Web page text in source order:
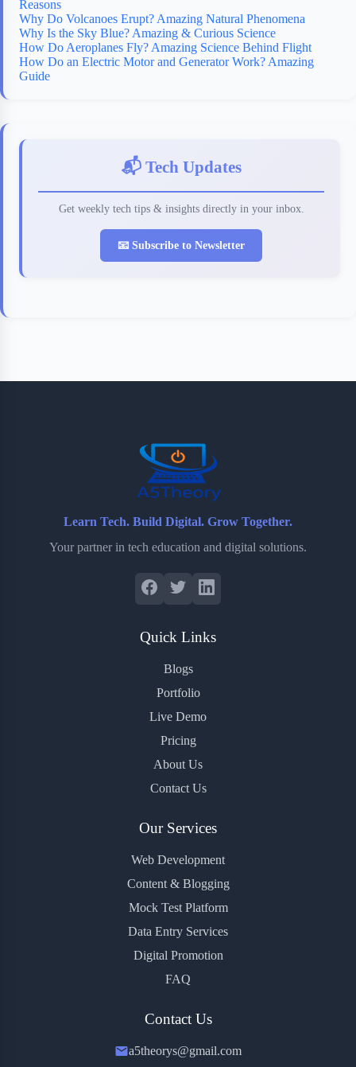
Reasons
Why Do Volcanoes Erupt? Amazing Natural Phenomena
Why Is the Sky Blue? Amazing & Curious Science
How Do Aeroplanes Fly? Amazing Science Behind Flight
How Do an Electric Motor and Generator Work? Amazing
Guide
📬 Tech Updates
Get weekly tech tips & insights directly in your inbox.
📧 Subscribe to Newsletter
Learn Tech. Build Digital. Grow Together.
Your partner in tech education and digital solutions.
Quick Links
Blogs
Portfolio
Live Demo
Pricing
About Us
Contact Us
Our Services
Web Development
Content & Blogging
Mock Test Platform
Data Entry Services
Digital Promotion
FAQ
Contact Us
a5theorys@gmail.com